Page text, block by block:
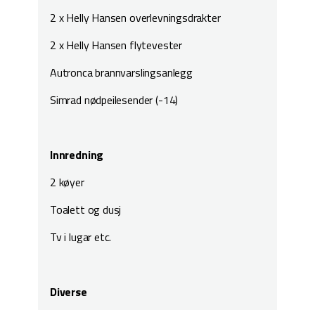
2 x Helly Hansen overlevningsdrakter
2 x Helly Hansen flytevester
Autronca brannvarslingsanlegg
Simrad nødpeilesender (-14)
Innredning
2 køyer
Toalett og dusj
Tv i lugar etc.
Diverse